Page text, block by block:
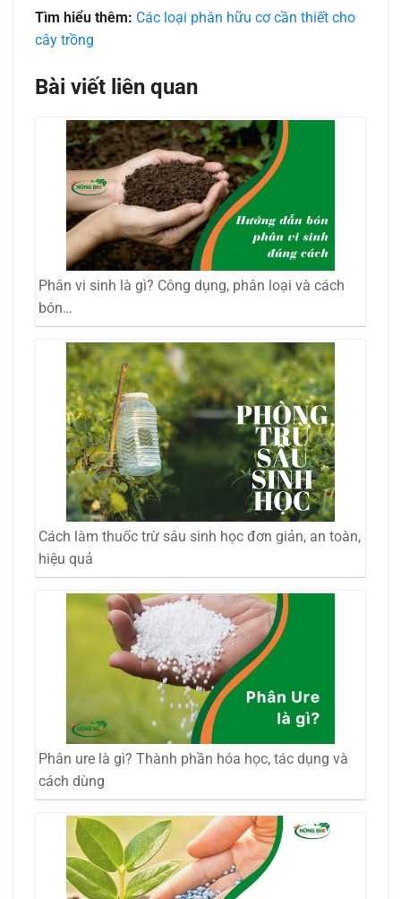
Tìm hiểu thêm: Các loại phân hữu cơ cần thiết cho
cây trồng
Bài viết liên quan
Phân vi sinh là gì? Công dụng, phân loại và cách
bón…
Cách làm thuốc trừ sâu sinh học đơn giản, an toàn,
hiệu quả
Phân ure là gì? Thành phần hóa học, tác dụng và
cách dùng